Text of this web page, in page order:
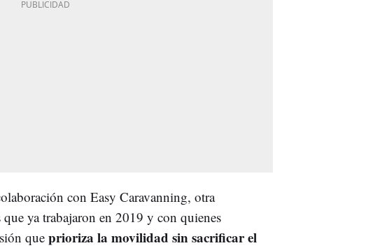
con Easy Caravanning, otra
ya trabajaron en 2019 y con quienes
que prioriza la movilidad sin sacrificar el